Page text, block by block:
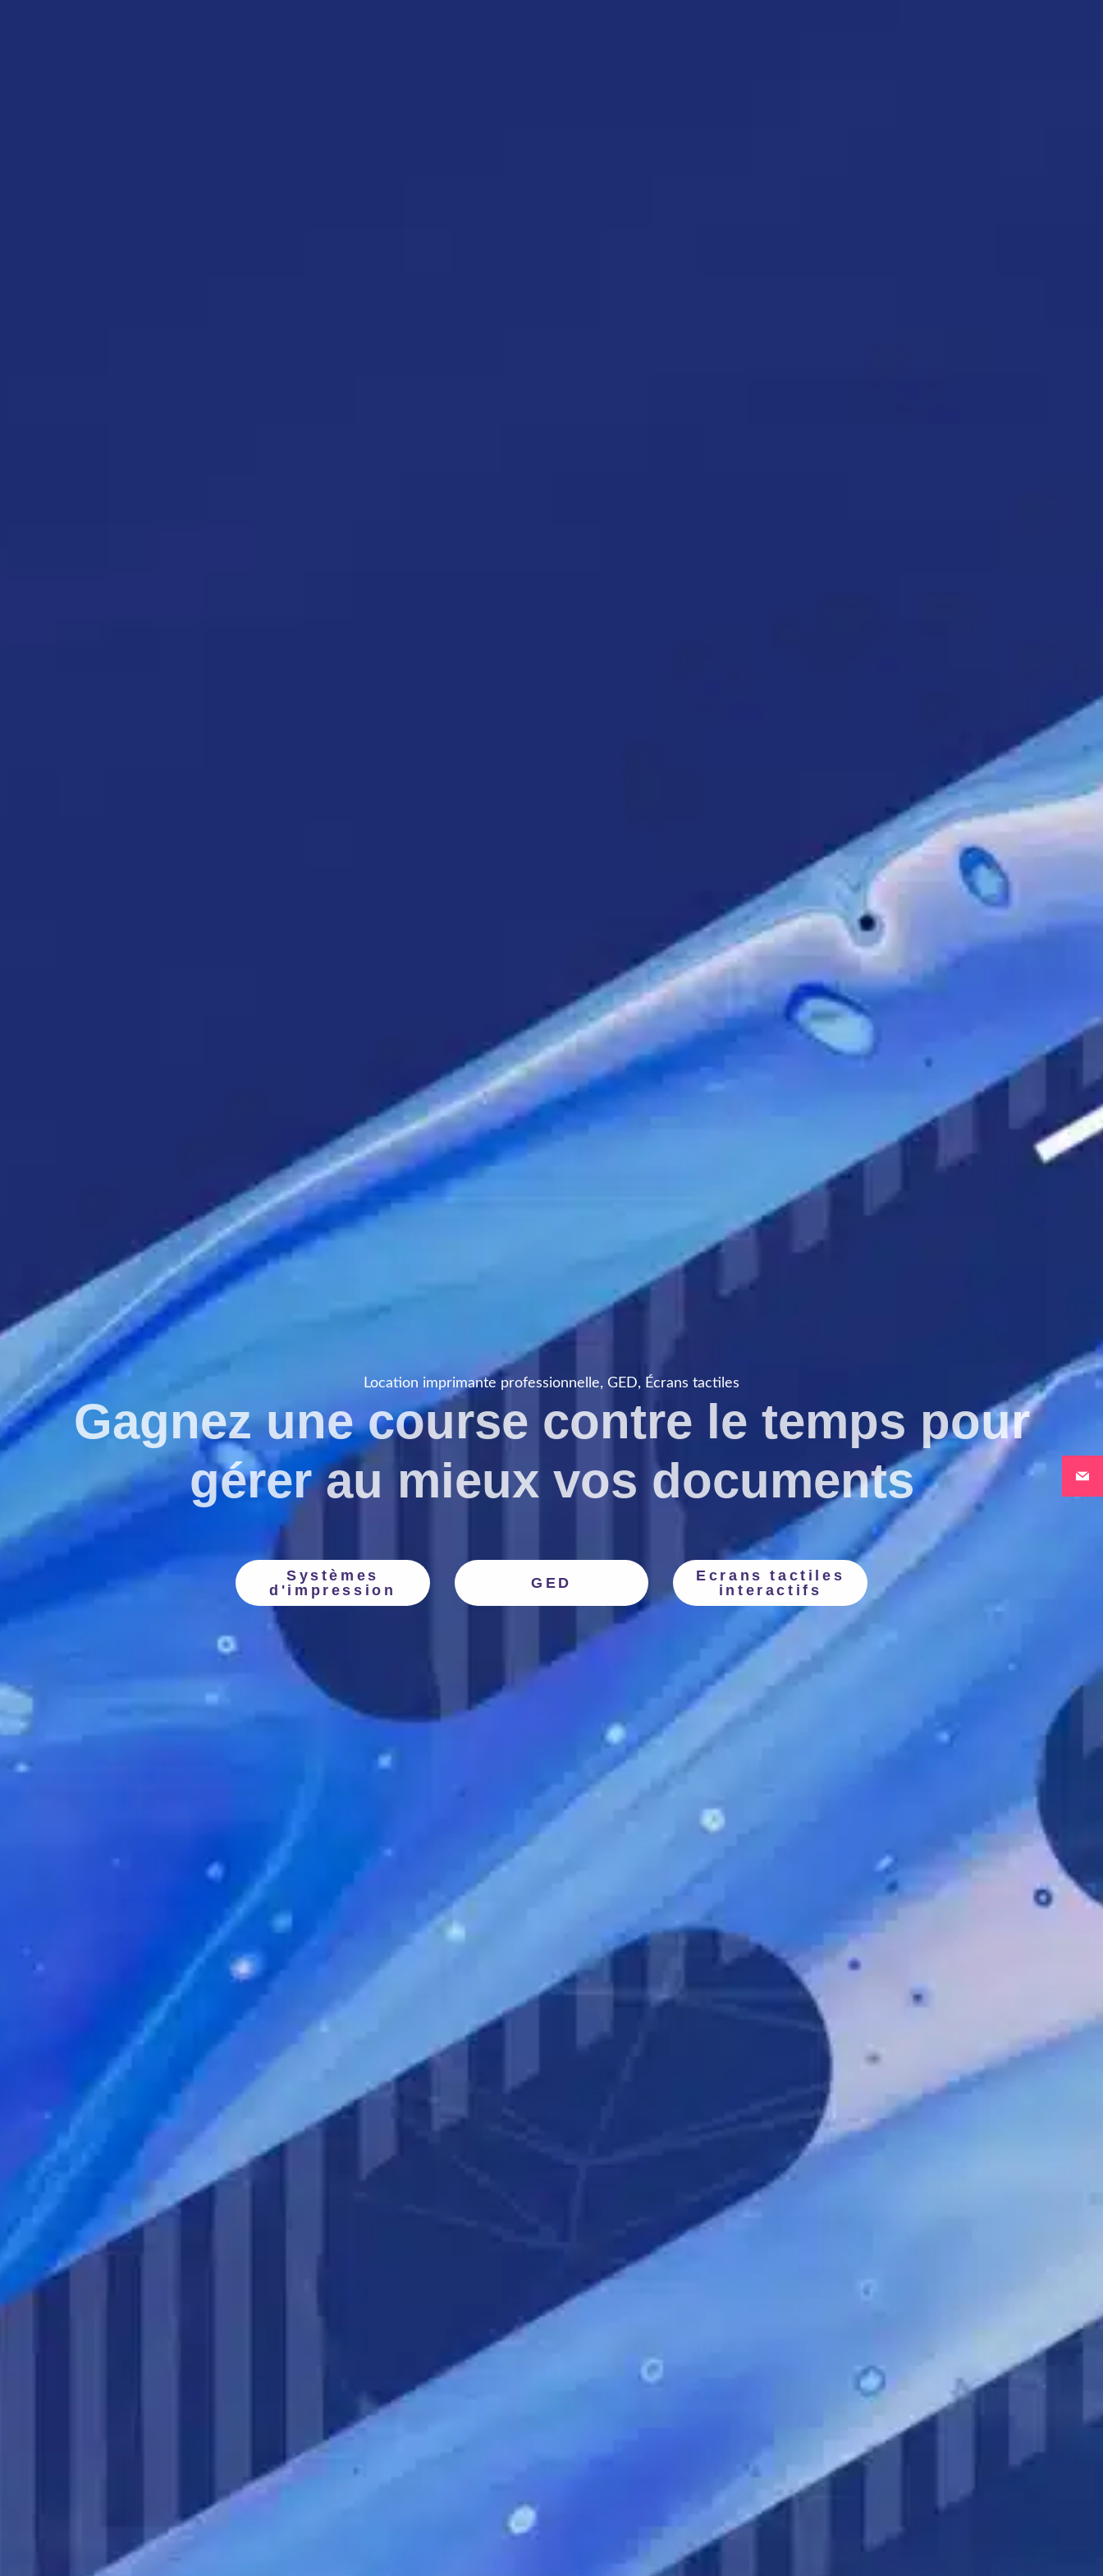
Location imprimante professionnelle, GED, Écrans tactiles
Gagnez une course contre le temps pour
gérer au mieux vos documents
Systèmes
d'impression
GED
Ecrans tactiles
interactifs